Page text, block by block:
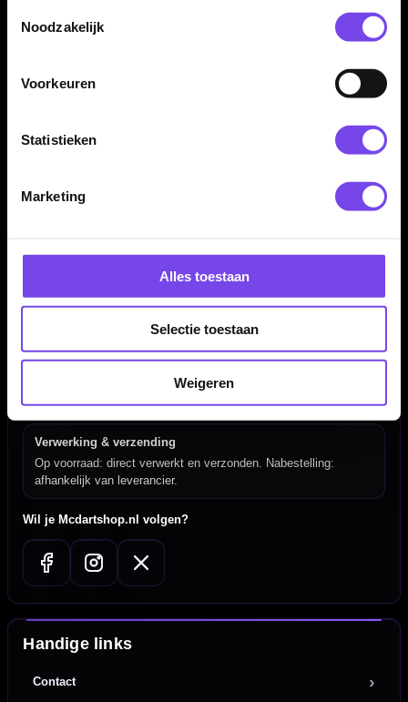
Noodzakelijk
Voorkeuren
Statistieken
Marketing
Alles toestaan
Selectie toestaan
Weigeren
350m² fysieke dartwinkel
Hulp Nodig? Wij helpen graag!
Klantenservice@mcdartshop.nl
Mcdartshop.nl Graaf Hendrikstraat 5A1, 4651TB Steenbergen,
Nederland.
Verwerking & verzending
Op voorraad: direct verwerkt en verzonden. Nabestelling:
afhankelijk van leverancier.
Wil je Mcdartshop.nl volgen?
Handige links
Contact